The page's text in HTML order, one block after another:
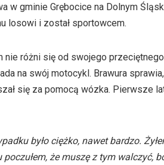
w gminie Grębocice na Dolnym
losowi i został sportowcem.
nie różni się od swojego
na swój motocykl. Brawura
się za pomocą wózka. Pierwsze
było ciężko, nawet bardzo.
że muszę z tym walczyć,